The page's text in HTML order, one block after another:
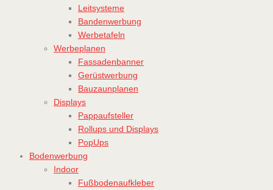
Leitsysteme
Bandenwerbung
Werbetafeln
Werbeplanen
Fassadenbanner
Gerüstwerbung
Bauzaunplanen
Displays
Pappaufsteller
Rollups und Displays
PopUps
Bodenwerbung
Indoor
Fußbodenaufkleber